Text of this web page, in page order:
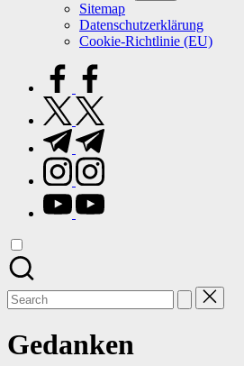
Sitemap
Datenschutzerklärung
Cookie-Richtlinie (EU)
facebook.com
twitter.com
t.me
instagram.com
youtube.com
Search
for:
Gedanken